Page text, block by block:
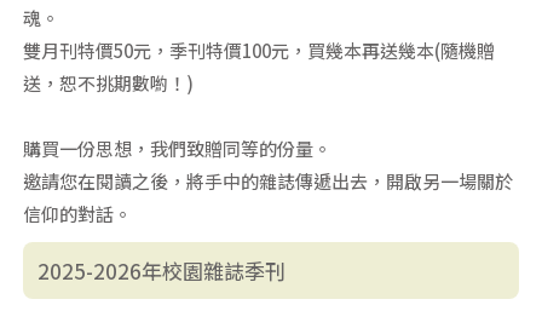
魂。
雙月刊特價50元，季刊特價100元，買幾本再送幾本(隨機贈
送，恕不挑期數喲！)
購買一份思想，我們致贈同等的份量。
邀請您在閱讀之後，將手中的雜誌傳遞出去，開啟另一場關於
信仰的對話。
2025-2026年校園雜誌季刊